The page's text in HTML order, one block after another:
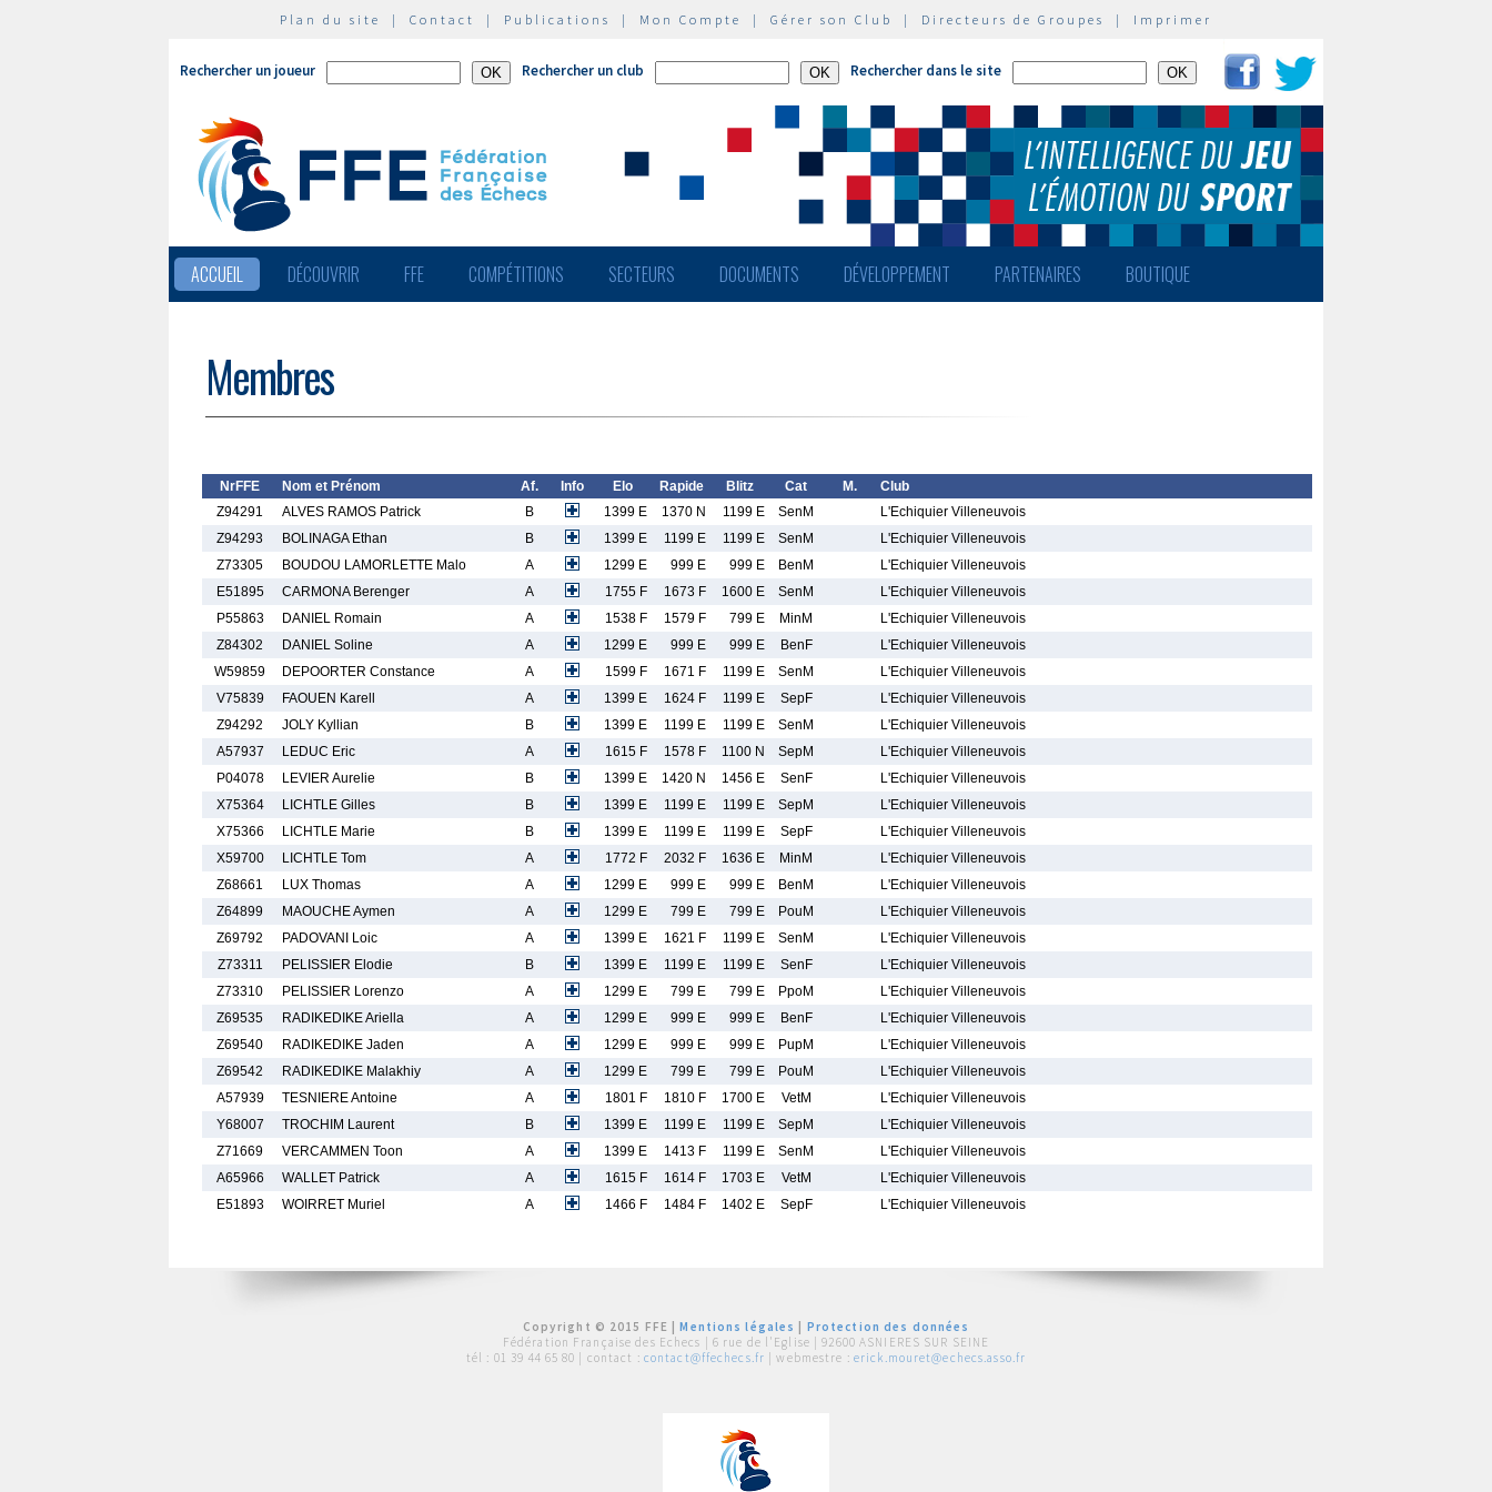
Plan du site | Contact | Publications | Mon Compte | Gérer son Club | Directeurs de Groupes | Imprimer
Rechercher un joueur Rechercher un club Rechercher dans le site
ACCUEIL DÉCOUVRIR FFE COMPÉTITIONS SECTEURS DOCUMENTS DÉVELOPPEMENT PARTENAIRES BOUTIQUE
Membres
NrFFE Nom et Prénom Af. Info Elo Rapide Blitz Cat M.
Club
Z94291
ALVES RAMOS Patrick B 1399 E 1370 N 1199 E SenM
L'Echiquier Villeneuvois
Z94293
BOLINAGA Ethan B 1399 E 1199 E 1199 E SenM
L'Echiquier Villeneuvois
Z73305
BOUDOU LAMORLETTE Malo A 1299 E 999 E 999 E BenM
L'Echiquier Villeneuvois
E51895
CARMONA Berenger A 1755 F 1673 F 1600 E SenM
L'Echiquier Villeneuvois
P55863
DANIEL Romain A 1538 F 1579 F 799 E MinM
L'Echiquier Villeneuvois
Z84302
DANIEL Soline A 1299 E 999 E 999 E BenF
L'Echiquier Villeneuvois
W59859
DEPOORTER Constance A 1599 F 1671 F 1199 E SenM
L'Echiquier Villeneuvois
V75839
FAOUEN Karell A 1399 E 1624 F 1199 E SepF
L'Echiquier Villeneuvois
Z94292
JOLY Kyllian B 1399 E 1199 E 1199 E SenM
L'Echiquier Villeneuvois
A57937
LEDUC Eric A 1615 F 1578 F 1100 N SepM
L'Echiquier Villeneuvois
P04078
LEVIER Aurelie B 1399 E 1420 N 1456 E SenF
L'Echiquier Villeneuvois
X75364
LICHTLE Gilles B 1399 E 1199 E 1199 E SepM
L'Echiquier Villeneuvois
X75366
LICHTLE Marie B 1399 E 1199 E 1199 E SepF
L'Echiquier Villeneuvois
X59700
LICHTLE Tom A 1772 F 2032 F 1636 E MinM
L'Echiquier Villeneuvois
Z68661
LUX Thomas A 1299 E 999 E 999 E BenM
L'Echiquier Villeneuvois
Z64899
MAOUCHE Aymen A 1299 E 799 E 799 E PouM
L'Echiquier Villeneuvois
Z69792
PADOVANI Loic A 1399 E 1621 F 1199 E SenM
L'Echiquier Villeneuvois
Z73311
PELISSIER Elodie B 1399 E 1199 E 1199 E SenF
L'Echiquier Villeneuvois
Z73310
PELISSIER Lorenzo A 1299 E 799 E 799 E PpoM
L'Echiquier Villeneuvois
Z69535
RADIKEDIKE Ariella A 1299 E 999 E 999 E BenF
L'Echiquier Villeneuvois
Z69540
RADIKEDIKE Jaden A 1299 E 999 E 999 E PupM
L'Echiquier Villeneuvois
Z69542
RADIKEDIKE Malakhiy A 1299 E 799 E 799 E PouM
L'Echiquier Villeneuvois
A57939
TESNIERE Antoine A 1801 F 1810 F 1700 E VetM
L'Echiquier Villeneuvois
Y68007
TROCHIM Laurent B 1399 E 1199 E 1199 E SepM
L'Echiquier Villeneuvois
Z71669
VERCAMMEN Toon A 1399 E 1413 F 1199 E SenM
L'Echiquier Villeneuvois
A65966
WALLET Patrick A 1615 F 1614 F 1703 E VetM
L'Echiquier Villeneuvois
E51893
WOIRRET Muriel A 1466 F 1484 F 1402 E SepF L'Echiquier Villeneuvois
Copyright © 2015 FFE |Mentions légales
Protection des données
Fédération Française des Echecs | 6 rue de l'Eglise | 92600 ASNIERES SUR SEINE
tél : 01 39 44 65 80 | contact : contact@ffechecs.fr | webmestre : erick.mouret@echecs.asso.fr